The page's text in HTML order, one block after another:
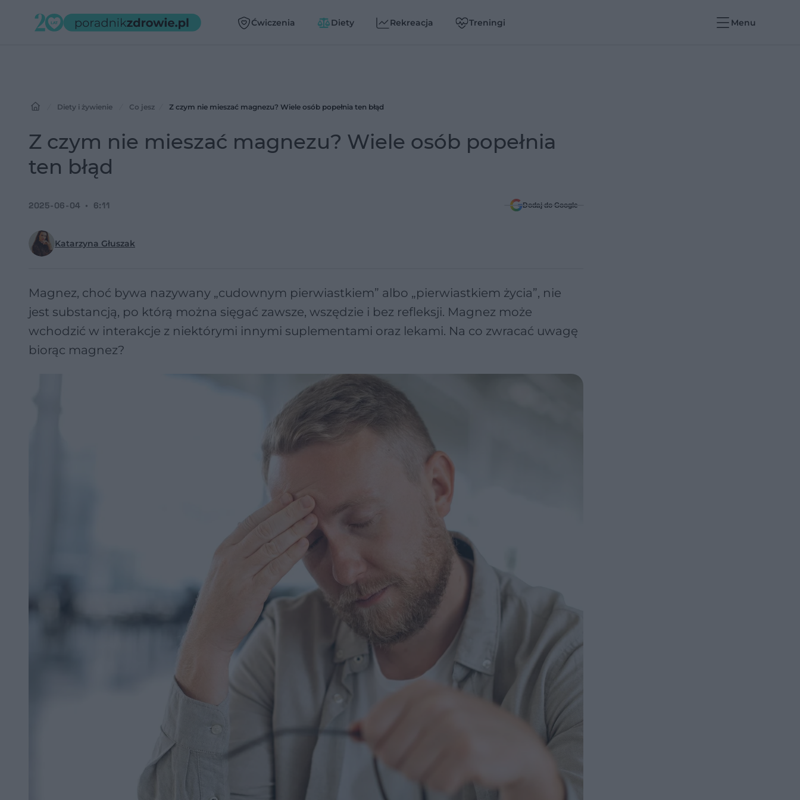
Ćwiczenia Diety Rekreacja Treningi Menu
Diety i żywienie Co jesz Z czym nie mieszać magnezu? Wiele osób popełnia ten błąd
Z czym nie mieszać magnezu? Wiele osób popełnia
ten błąd
Katarzyna Głuszak
2025-06-04 6:11 Dodaj do Google
Magnez, choć bywa nazywany „cudownym pierwiastkiem” albo „pierwiastkiem życia”, nie
jest substancją, po którą można sięgać zawsze, wszędzie i bez refleksji. Magnez może
wchodzić w interakcje z niektórymi innymi suplementami oraz lekami. Na co zwracać uwagę
biorąc magnez?